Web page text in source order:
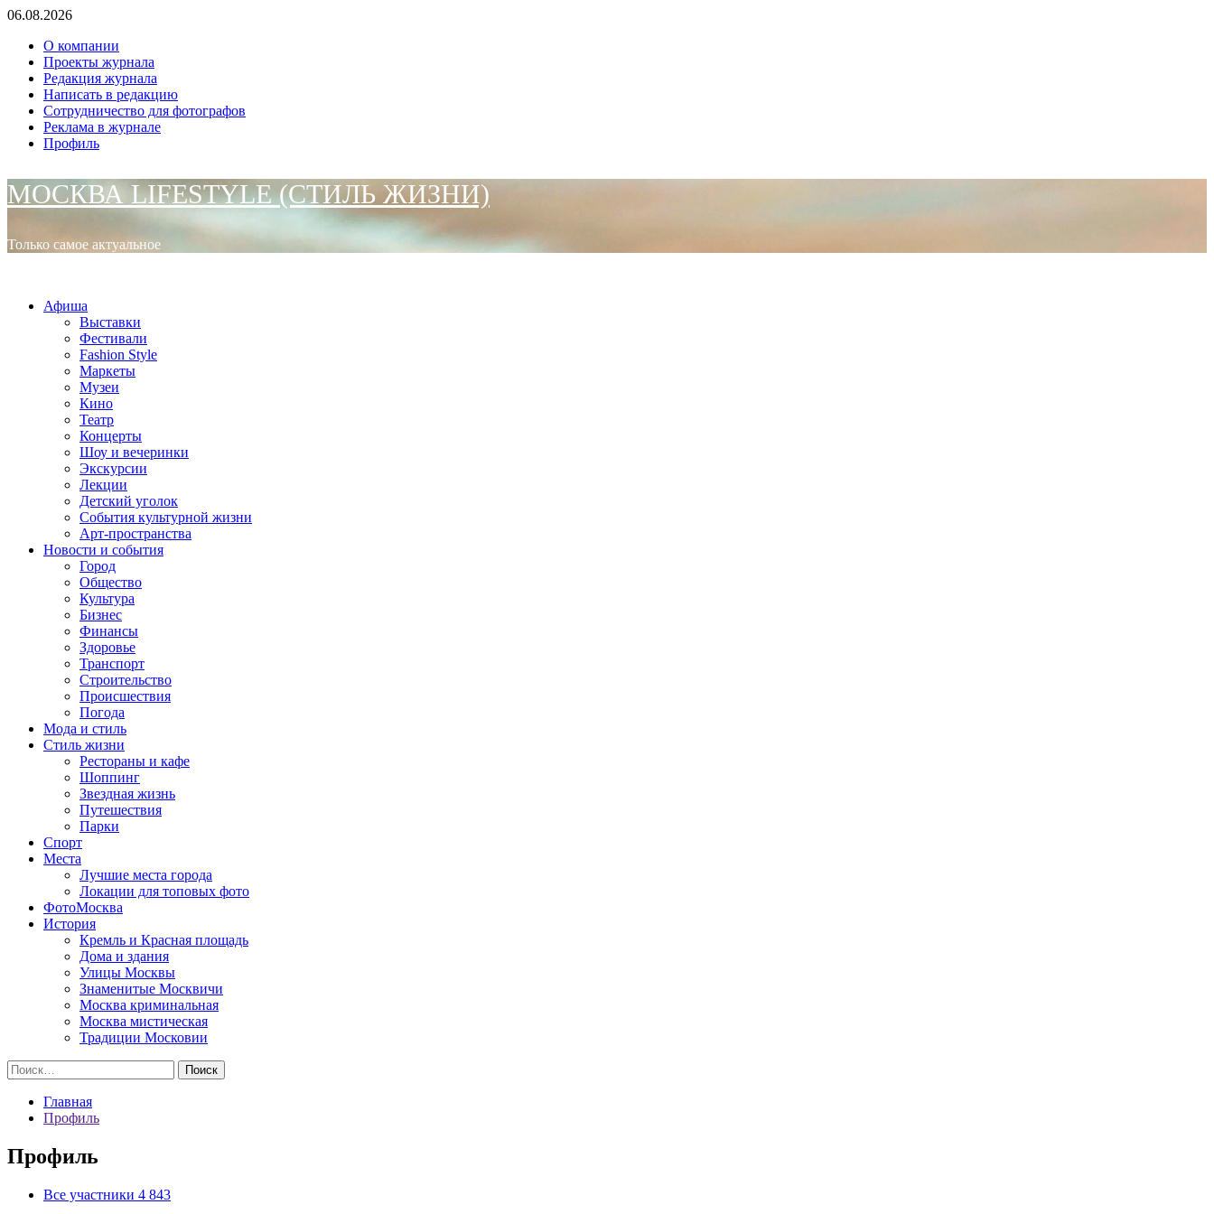
Перейти
содержимому
06.08.2026
О компании
Проекты журнала
Редакция журнала
Написать в редакцию
Сотрудничество для фотографов
Реклама в журнале
Профиль
МОСКВА LIFESTYLE (СТИЛЬ ЖИЗНИ)
Только самое актуальное
Афиша
Выставки
Фестивали
Fashion Style
Маркеты
Музеи
Кино
Театр
Концерты
Шоу и вечеринки
Экскурсии
Лекции
Детский уголок
События культурной жизни
Арт-пространства
Новости и события
Город
Общество
Культура
Бизнес
Финансы
Здоровье
Транспорт
Строительство
Происшествия
Погода
Мода и стиль
Стиль жизни
Рестораны и кафе
Шоппинг
Звездная жизнь
Путешествия
Парки
Спорт
Места
Лучшие места города
Локации для топовых фото
ФотоМосква
История
Кремль и Красная площадь
Дома и здания
Улицы Москвы
Знаменитые Москвичи
Москва криминальная
Москва мистическая
Традиции Московии
Найти:
Главная
Профиль
Профиль
Все участники 4 843